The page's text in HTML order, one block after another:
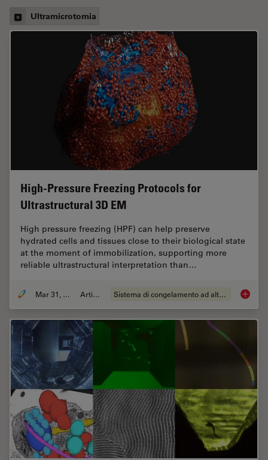
Ultramicrotomia
High-Pressure Freezing Protocols for
Ultrastructural 3D EM
High pressure freezing (HPF) can help preserve
hydrated cells and tissues close to their biological state
at the moment of immobilization, supporting more
reliable ultrastructural interpretation than…
Mar 31, 2026 Articolo Sistema di congelamento ad alta pressione High-